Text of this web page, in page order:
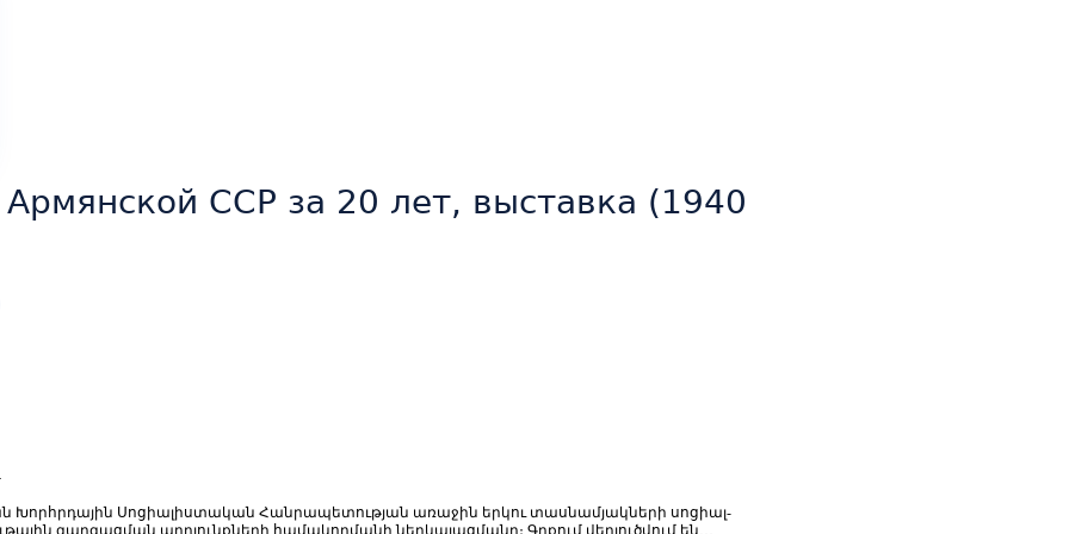
ССР за 20 лет, выставка (1940
Խորհրդային Սոցիալիստական Հանրապետության առաջին երկու տասնամյակների սոցիալ-